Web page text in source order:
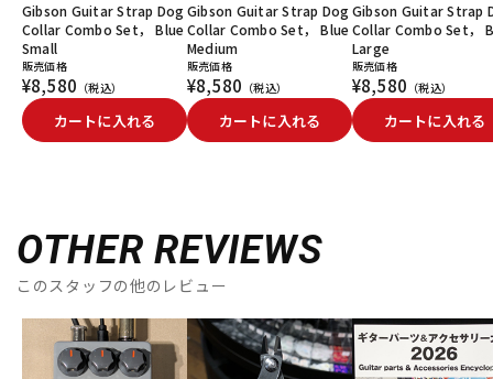
Gibson Guitar Strap Dog
Collar Combo Set， Blue
Small
販売価格
¥8,580 （税込）
カートに入れる
Gibson Guitar Strap Dog
Collar Combo Set， Blue
Medium
販売価格
¥8,580 （税込）
カートに入れる
Gibson Guitar Strap
Collar Combo Set，
Large
販売価格
¥8,580 （税込）
カートに入れる
OTHER REVIEWS
このスタッフの他のレビュー